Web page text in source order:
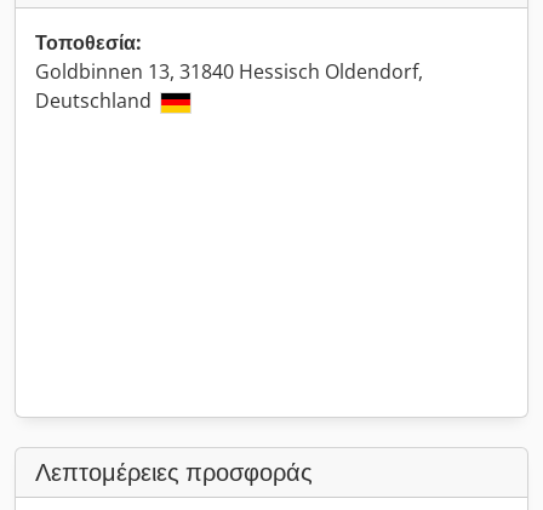
Τοποθεσία:
Goldbinnen 13, 31840 Hessisch Oldendorf,
Deutschland
Λεπτομέρειες προσφοράς